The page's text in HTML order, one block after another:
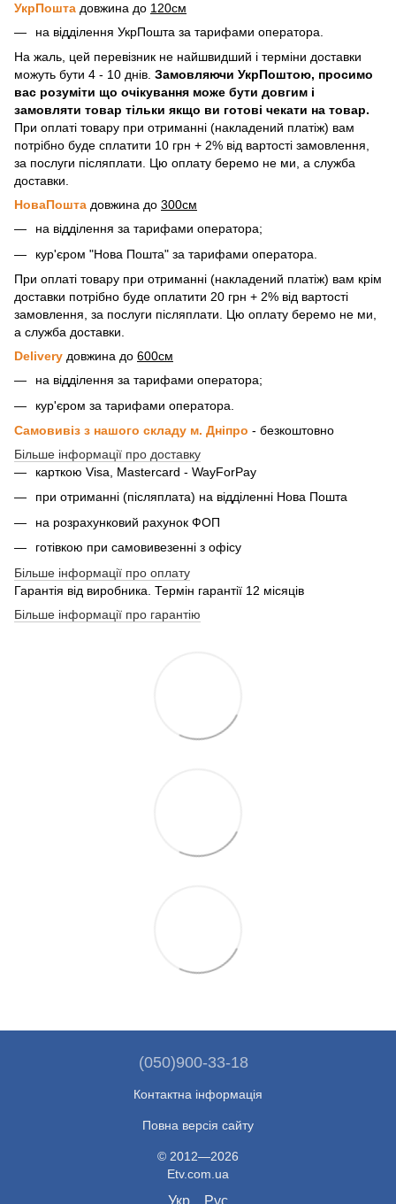
УкрПошта довжина до 120см
на відділення УкрПошта за тарифами оператора.
На жаль, цей перевізник не найшвидший і терміни доставки
можуть бути 4 - 10 днів. Замовляючи УкрПоштою, просимо
вас розуміти що очікування може бути довгим і
замовляти товар тільки якщо ви готові чекати на товар.
При оплаті товару при отриманні (накладений платіж) вам
потрібно буде сплатити 10 грн + 2% від вартості замовлення,
за послуги післяплати. Цю оплату беремо не ми, а служба
доставки.
НоваПошта довжина до 300см
на відділення за тарифами оператора;
кур'єром "Нова Пошта" за тарифами оператора.
При оплаті товару при отриманні (накладений платіж) вам крім
доставки потрібно буде оплатити 20 грн + 2% від вартості
замовлення, за послуги післяплати. Цю оплату беремо не ми,
а служба доставки.
Delivery довжина до 600см
на відділення за тарифами оператора;
кур'єром за тарифами оператора.
Самовивіз з нашого складу м. Дніпро - безкоштовно
Більше інформації про доставку
карткою Visa, Mastercard - WayForPay
при отриманні (післяплата) на відділенні Нова Пошта
на розрахунковий рахунок ФОП
готівкою при самовивезенні з офісу
Більше інформації про оплату
Гарантія від виробника. Термін гарантії 12 місяців
Більше інформації про гарантію
(050)900-33-18
Контактна інформація
Повна версія сайту
© 2012—2026
Etv.com.ua
Укр Рус